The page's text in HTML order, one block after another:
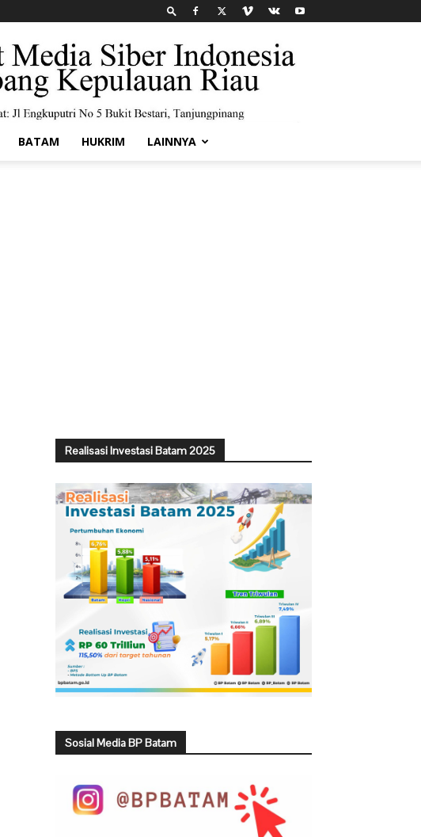
BATAM HUKRIM LAINNYA
Realisasi Investasi Batam 2025
Sosial Media BP Batam